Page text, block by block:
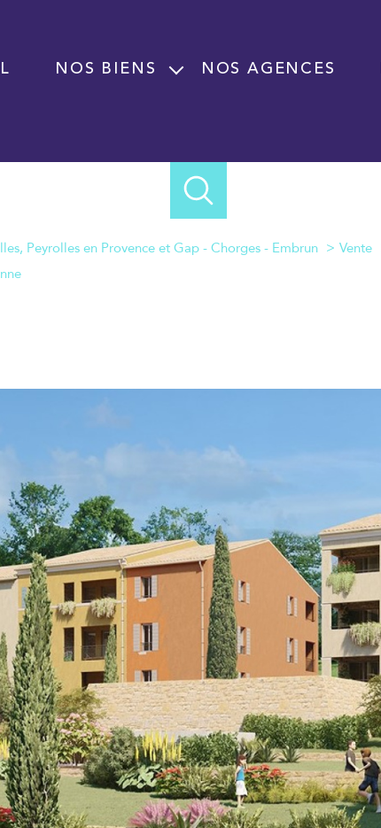
NOS BIENS
Immobilier professionnel Vente
Fond de commerce
NOS AGENCES
Peyrolles en Provence et Gap - Chorges - Embrun Vente